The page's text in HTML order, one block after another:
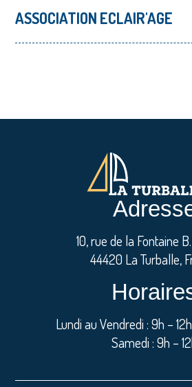
ASSOCIATION ECLAIR'AGE
10, rue de la Fontaine
44420 La Turballe,
Lundi au Vendredi : 9h –
Samedi : 9h –